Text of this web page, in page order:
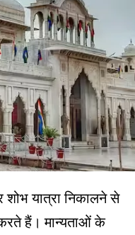
यात्रा निकालने से
हैं। मान्यताओं के